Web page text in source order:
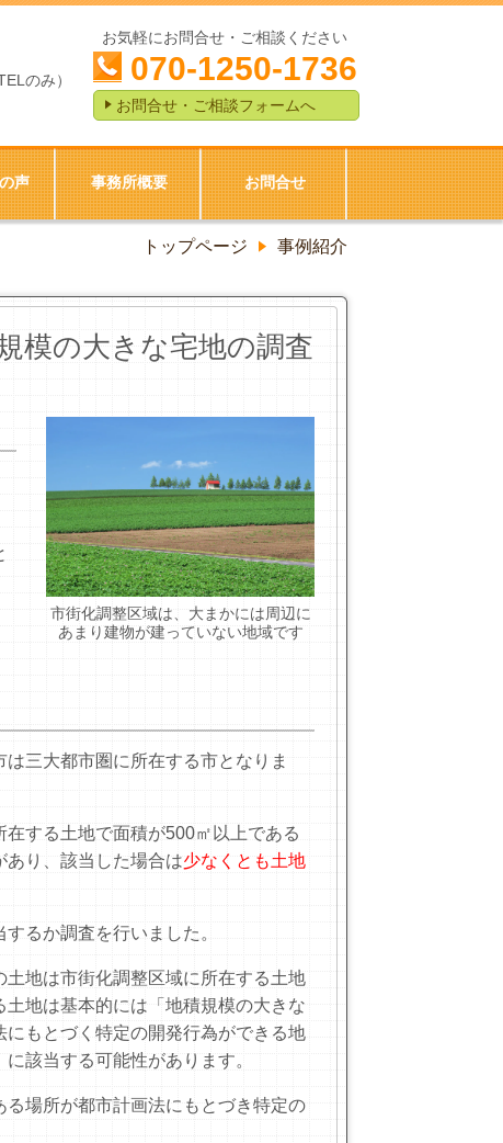
のみ）
お気軽にお問合せ・ご相談ください
070-1250-1736
お問合せ・ご相談フォームへ
声 事務所概要 お問合せ
トップページ 事例紹介
模の大きな宅地の調査
市街化調整区域は、大まかには周辺に
あまり建物が建っていない地域です
三大都市圏に所在する市となりま
する土地で面積が500㎡以上である
り、該当した場合は少なくとも土地
るか調査を行いました。
地は市街化調整区域に所在する土地
地は基本的には「地積規模の大きな
もとづく特定の開発行為ができる地
該当する可能性があります。
場所が都市計画法にもとづき特定の